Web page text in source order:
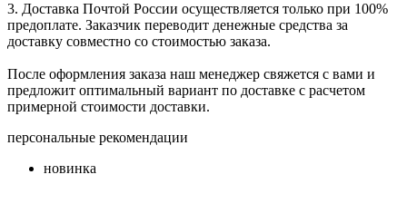
3. Доставка Почтой России осуществляется только при 100%
предоплате. Заказчик переводит денежные средства за
доставку совместно со стоимостью заказа.
После оформления заказа наш менеджер свяжется с вами и
предложит оптимальный вариант по доставке с расчетом
примерной стоимости доставки.
персональные рекомендации
новинка